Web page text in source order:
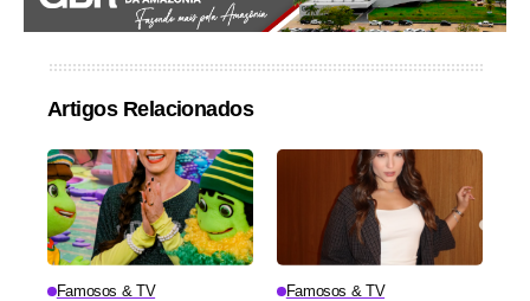
Artigos Relacionados
Famosos & TV Famosos & TV